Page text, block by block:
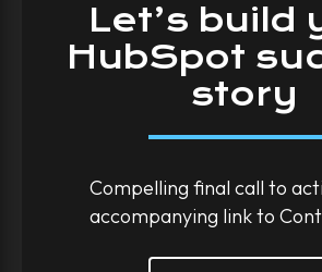
Let’s build
HubSpot
story
Compelling final call to
accompanying link to